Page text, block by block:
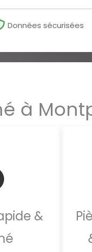
Données sécurisées
à
&